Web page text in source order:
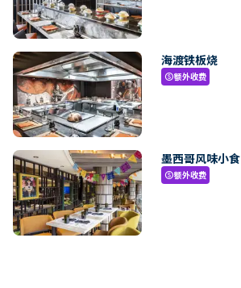
海渡铁板烧
paid额外收费
墨西哥风味小食
paid额外收费